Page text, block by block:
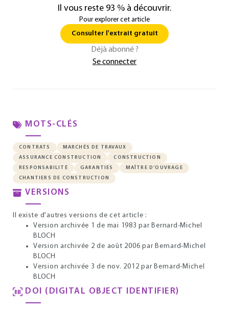
Il vous reste 93 % à découvrir.
Pour explorer cet article
Consulter l'extrait gratuit
Déjà abonné ?
Se connecter
MOTS-CLÉS
CONTRATS
MARCHÉS DE TRAVAUX
ASSURANCE CONSTRUCTION
CONSTRUCTION
RESPONSABILITÉ
GARANTIES
MAÎTRE D’OUVRAGE
CHANTIERS DE CONSTRUCTION
VERSIONS
Il existe d'autres versions de cet article :
Version archivée 1 de mai 1983 par Bernard-Michel
BLOCH
Version archivée 2 de août 2006 par Bernard-Michel
BLOCH
Version archivée 3 de nov. 2012 par Bernard-Michel
BLOCH
DOI (DIGITAL OBJECT IDENTIFIER)